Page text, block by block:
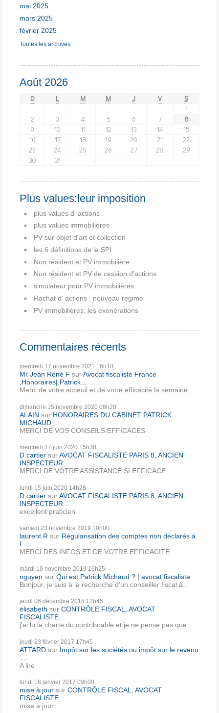
mai 2025
mars 2025
février 2025
Toutes les archives
Août 2026
D L M M J V
S
1
2
3 4 5 6 7
8
9
10 11 12 13 14
15
16
17 18 19 20 21
22
23
24 25 26 27 28
29
30
31
Plus values:leur imposition
plus values d 'actions
plus values immobilières
PV sur objet d'art et collection
les 6 définitions de la SPI
Non résident et PV immobilière
Non résident et PV de cession d'actions
simulateur pour PV immobilières
Rachat d' actions : nouveau regime
PV immobilières: les exonérations
Commentaires récents
mercredi 17 novembre 2021 16h10
Mr Jean René F surAvocat fiscaliste France
,Honoraires|,Patrick...
Merci de votre acceuil et de votre efficacité la semaine...
dimanche 15 novembre 2020 08h20
ALAIN sur HONORAIRES DU CABINET PATRICK
MICHAUD...
MERCI DE VOS CONSEILS EFFICACES
mercredi 17 juin 2020 15h38
D cartier surAVOCAT FISCALISTE PARIS 8, ANCIEN
INSPECTEUR...
MERCI DE VOTRE ASSISTANCE SI EFFICACE
lundi 15 juin 2020 14h28
D cartier surAVOCAT FISCALISTE PARIS 8, ANCIEN
INSPECTEUR...
excellent praticien
samedi 23 novembre 2019 10h00
laurent R sur Régularisation des comptes non déclarés à
l...
MERCI DES INFOS ET DE VOTRE EFFICACITE
mardi 19 novembre 2019 16h25
nguyen sur Qui est Patrick Michaud ? | avocat fiscaliste
Bonjour, je suis à la recherche d'un conseiller fiscal à...
jeudi 06 décembre 2018 12h45
élisabeth sur CONTRÔLE FISCAL, AVOCAT
FISCALISTE...
j'ai lu la charte du contribuable et je ne pense pas que...
jeudi 23 février 2017 17h45
ATTARD sur Impôt sur les sociétés ou impôt sur le revenu
:...
A lire
lundi 16 janvier 2017 09h00
mise à jour sur CONTRÔLE FISCAL, AVOCAT
FISCALISTE...
mise à jour